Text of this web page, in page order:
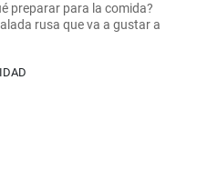
preparar para la comida?
rusa que va a gustar a